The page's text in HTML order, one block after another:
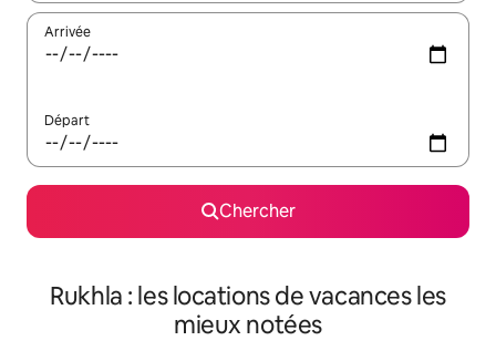
Arrivée
Départ
Chercher
Rukhla : les locations de vacances les
mieux notées